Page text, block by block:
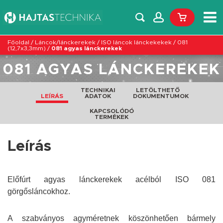
Főoldal / Láncok/lánckerekek / ISO láncok lánckekekek / 081
(12,7x3,3mm) / 081 agyas lánckerekek
081 AGYAS LÁNCKEREKEK
LEÍRÁS
TECHNIKAI
ADATOK
LETÖLTHETŐ
DOKUMENTUMOK
KAPCSOLÓDÓ
TERMÉKEK
Leírás
Előfúrt agyas lánckerekek acélból ISO 081
görgősláncokhoz.
A szabványos agyméretnek köszönhetően bármely